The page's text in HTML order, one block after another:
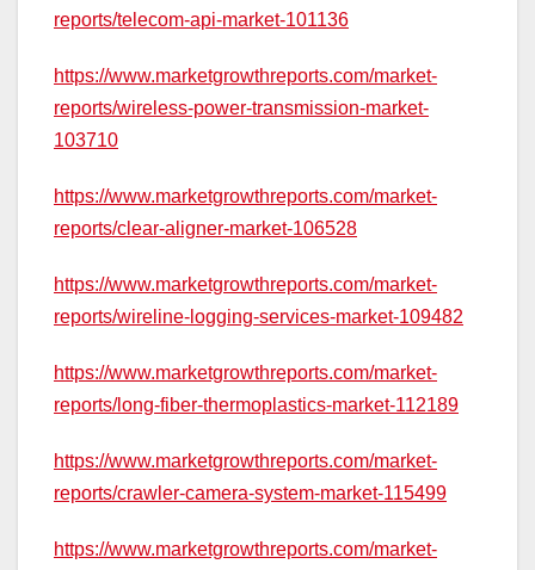
reports/telecom-api-market-101136
https://www.marketgrowthreports.com/market-
reports/wireless-power-transmission-market-
103710
https://www.marketgrowthreports.com/market-
reports/clear-aligner-market-106528
https://www.marketgrowthreports.com/market-
reports/wireline-logging-services-market-109482
https://www.marketgrowthreports.com/market-
reports/long-fiber-thermoplastics-market-112189
https://www.marketgrowthreports.com/market-
reports/crawler-camera-system-market-115499
https://www.marketgrowthreports.com/market-